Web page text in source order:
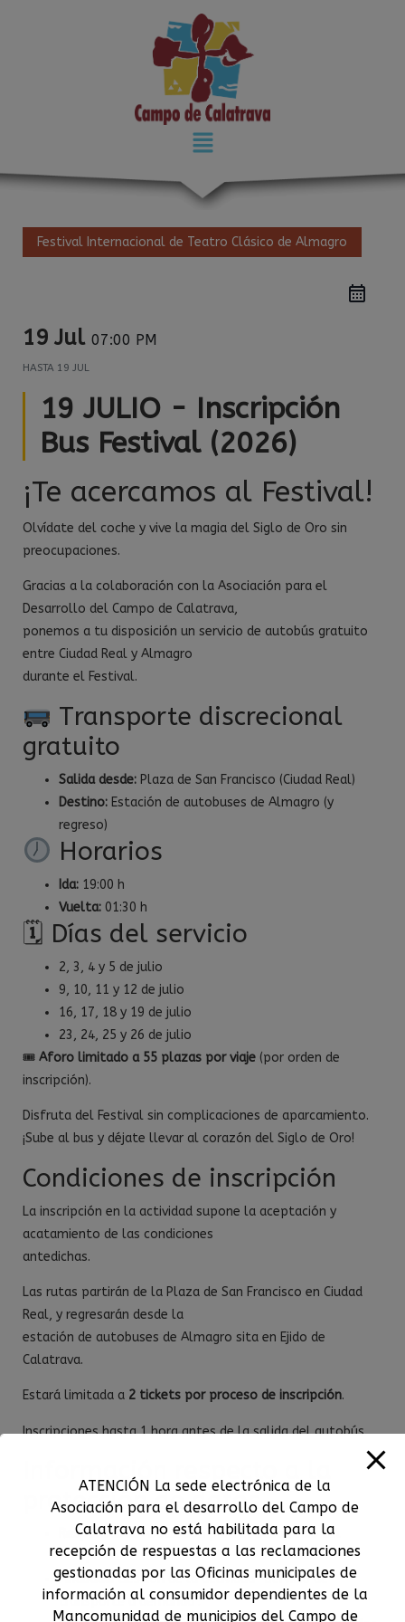
Festival Internacional de Teatro Clásico de Almagro
19 Jul 07:00 PM
HASTA 19 JUL
19 JULIO - Inscripción
Bus Festival (2026)
¡Te acercamos al Festival!
Olvídate del coche y vive la magia del Siglo de Oro sin
preocupaciones.
Gracias a la colaboración con la Asociación para el
Desarrollo del Campo de Calatrava,
ponemos a tu disposición un servicio de autobús gratuito
entre Ciudad Real y Almagro
durante el Festival.
Transporte discrecional
gratuito
Salida desde: Plaza de San Francisco (Ciudad Real)
Destino: Estación de autobuses de Almagro (y
regreso)
Horarios
Ida: 19:00 h
Vuelta: 01:30 h
🗓 Días del servicio
2, 3, 4 y 5 de julio
9, 10, 11 y 12 de julio
16, 17, 18 y 19 de julio
23, 24, 25 y 26 de julio
🎟 Aforo limitado a 55 plazas por viaje (por orden de
inscripción).
Disfruta del Festival sin complicaciones de aparcamiento.
¡Sube al bus y déjate llevar al corazón del Siglo de Oro!
Condiciones de inscripción
La inscripción en la actividad supone la aceptación y
acatamiento de las condiciones
antedichas.
Las rutas partirán de la Plaza de San Francisco en Ciudad
Real, y regresarán desde la
estación de autobuses de Almagro sita en Ejido de
Calatrava.
Estará limitada a 2 tickets por proceso de inscripción.
Inscripciones hasta 1 hora antes de la salida del autobús.
Información respecto a la
protección de datos
Responsable:Asociación para el Desarrollo del
Campo de Calatrava.
Finalidad:Gestión de la actividad “Servicio de
transporte a demanda”.
ATENCIÓN La sede electrónica de la
Asociación para el desarrollo del Campo de
Calatrava no está habilitada para la
recepción de respuestas a las reclamaciones
gestionadas por las Oficinas municipales de
información al consumidor dependientes de la
Mancomunidad de municipios del Campo de